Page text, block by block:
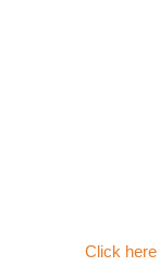
Click here